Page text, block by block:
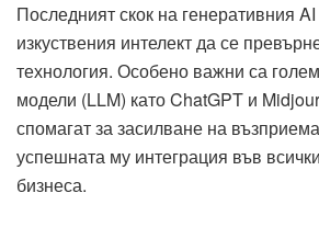
Последният скок на генеративния
изкуствения интелект да се
технология. Особено важни са
модели (LLM) като ChatGPT и
спомагат за засилване на
успешната му интеграция във
бизнеса.